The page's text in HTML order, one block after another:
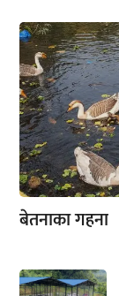
बेतनाका गहना